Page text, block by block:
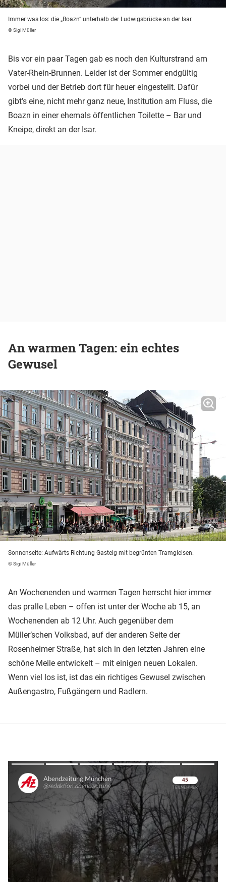
Immer was los: die „Boazn“ unterhalb der Ludwigsbrücke an der Isar.
© Sigi Müller
Bis vor ein paar Tagen gab es noch den Kulturstrand am
Vater-Rhein-Brunnen. Leider ist der Sommer endgültig
vorbei und der Betrieb dort für heuer eingestellt. Dafür
gibt’s eine, nicht mehr ganz neue, Institution am Fluss, die
Boazn in einer ehemals öffentlichen Toilette – Bar und
Kneipe, direkt an der Isar.
An warmen Tagen: ein echtes
Gewusel
Sonnenseite: Aufwärts Richtung Gasteig mit begrünten Tramgleisen.
© Sigi Müller
An Wochenenden und warmen Tagen herrscht hier immer
das pralle Leben – offen ist unter der Woche ab 15, an
Wochenenden ab 12 Uhr. Auch gegenüber dem
Müller’schen Volksbad, auf der anderen Seite der
Rosenheimer Straße, hat sich in den letzten Jahren eine
schöne Meile entwickelt – mit einigen neuen Lokalen.
Wenn viel los ist, ist das ein richtiges Gewusel zwischen
Außengastro, Fußgängern und Radlern.
Überspringen